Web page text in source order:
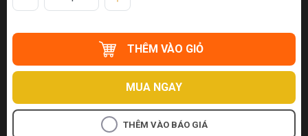
THÊM VÀO GIỎ
MUA NGAY
THÊM VÀO BÁO GIÁ